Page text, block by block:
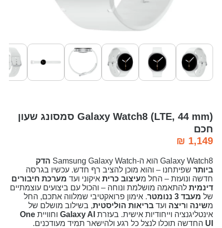
Galaxy Watch8 (LTE, 44 mm) סמסונג שעון
חכם
₪ 1,149
Galaxy Watch8 הוא ה-Samsung Galaxy Watch
הדק
ביותר שפיתחנו – והוא מוכן להציב רף חדש. עכשיו בגרסה
חדשה ונועזת – החל מעיצוב כרית איקוני ועד מערכת חיבורים
דינמית להתאמה מושלמת ונוחה – והכול עם ביצועים עוצמתיים
של מעבד 3 ננומטר
. אימון פרואקטיבי שמלווה אתכם, החל
משינה וריצה ועד בריאות הוליסטית, בשילוב מושלם של
אינטליגנציה וייחודיות אישית. בעזרת Galaxy AI וחוויית One
UI החדשה תוכלו לנצל כל רגע ולהישאר תמיד מעודכנים.